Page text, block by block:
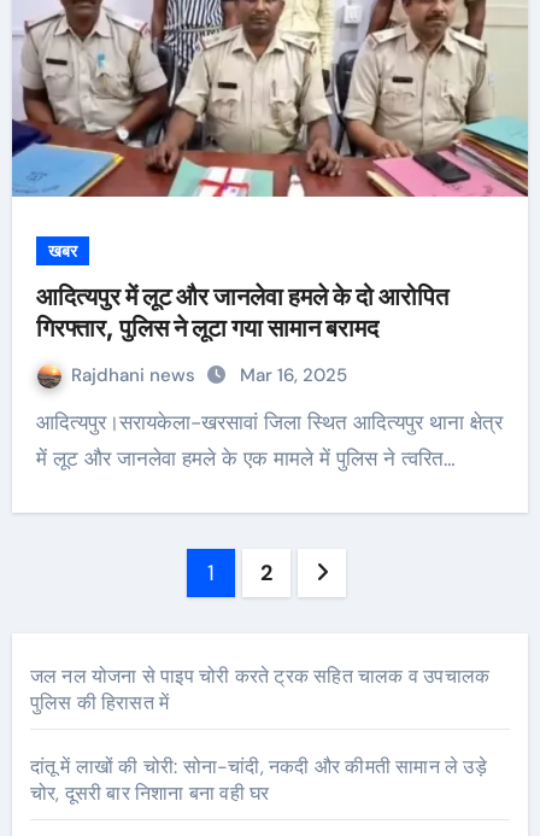
खबर
आदित्यपुर में लूट और जानलेवा हमले के दो आरोपित
गिरफ्तार, पुलिस ने लूटा गया सामान बरामद
Rajdhani news Mar 16, 2025
आदित्यपुर।सरायकेला-खरसावां जिला स्थित आदित्यपुर थाना क्षेत्र
में लूट और जानलेवा हमले के एक मामले में पुलिस ने त्वरित…
1 2
जल नल योजना से पाइप चोरी करते ट्रक सहित चालक व उपचालक
पुलिस की हिरासत में
दांतू में लाखों की चोरी: सोना-चांदी, नकदी और कीमती सामान ले उड़े
चोर, दूसरी बार निशाना बना वही घर